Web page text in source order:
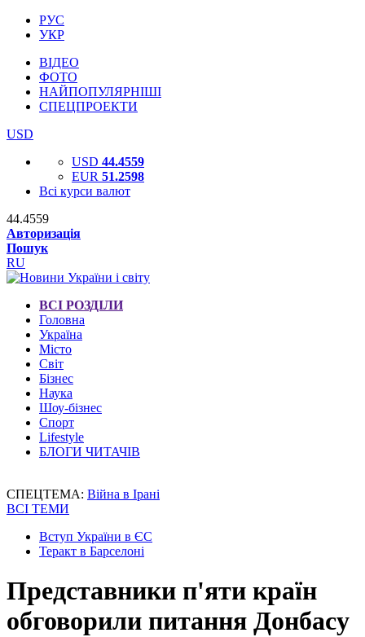
РУС
УКР
ВІДЕО
ФОТО
НАЙПОПУЛЯРНІШІ
СПЕЦПРОЕКТИ
USD
USD 44.4559
EUR 51.2598
Всі курси валют
44.4559
Авторизація
Пошук
RU
ВСІ РОЗДІЛИ
Головна
Україна
Місто
Світ
Бізнес
Наука
Шоу-бізнес
Спорт
Lifestyle
БЛОГИ ЧИТАЧІВ
СПЕЦТЕМА: Війна в Ірані
ВСІ ТЕМИ
Вступ України в ЄС
Теракт в Барселоні
Представники п'яти країн
обговорили питання Донбасу